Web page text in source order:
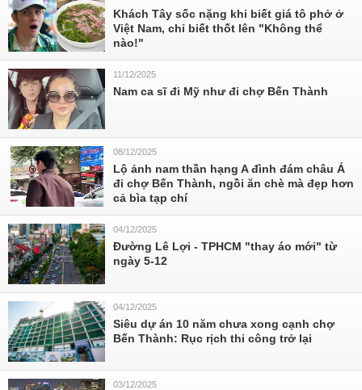
Khách Tây sốc nặng khi biết giá tô phở ở
Việt Nam, chỉ biết thốt lên "Không thể
nào!"
11/12/2025
Nam ca sĩ đi Mỹ như đi chợ Bến Thành
08/12/2025
Lộ ảnh nam thần hạng A đình đám châu Á
đi chợ Bến Thành, ngồi ăn chè mà đẹp hơn
cả bìa tạp chí
04/12/2025
Đường Lê Lợi - TPHCM "thay áo mới" từ
ngày 5-12
04/12/2025
Siêu dự án 10 năm chưa xong cạnh chợ
Bến Thành: Rục rịch thi công trở lại
03/12/2025